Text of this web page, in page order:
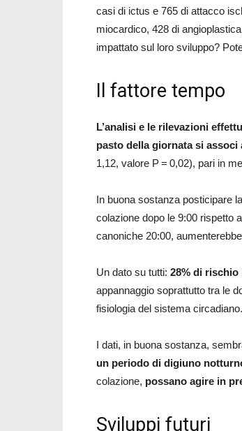
casi di ictus e 765 di attacco
miocardico, 428 di
impattato sul loro sviluppo?
Il fattore tempo
L’analisi e le rilevazioni
pasto della giornata si
1,12, valore P = 0,02), pari in
In buona sostanza posticipare
colazione dopo le 9:00 rispetto
canoniche 20:00,
Un dato su tutti: 28% di rischio
appannaggio soprattutto tra le
fisiologia del sistema circadiano.
I dati, in buona sostanza,
un periodo di digiuno
colazione, possano agire in
Sviluppi futuri